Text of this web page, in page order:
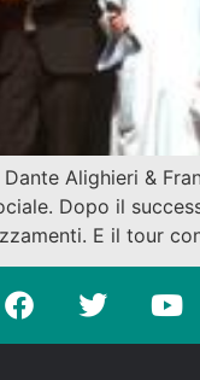
Alighieri &
Dopo il
E il tour